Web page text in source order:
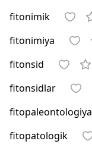
fitonimik
fitonimiya
fitonsid
fitonsidlar
fitopaleontologiya
fitopatologik